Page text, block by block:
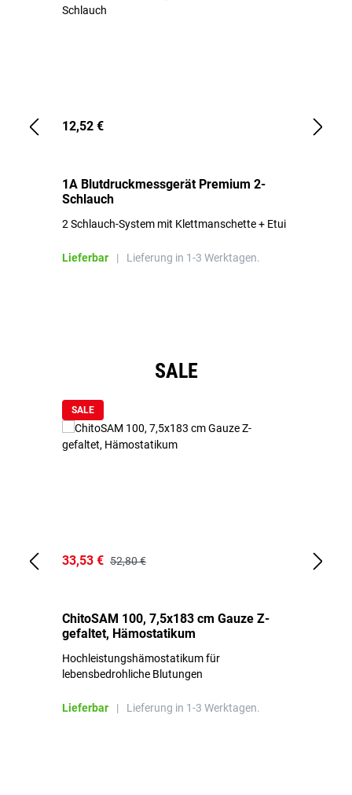
12,52 €
1A Blutdruckmessgerät Premium 2-
Schlauch
2 Schlauch-System mit Klettmanschette + Etui
Lieferbar | Lieferung in 1-3 Werktagen.
SALE
SALE
33,53 € 52,80 €
ChitoSAM 100, 7,5x183 cm Gauze Z-
gefaltet, Hämostatikum
Hochleistungshämostatikum für
lebensbedrohliche Blutungen
Lieferbar | Lieferung in 1-3 Werktagen.